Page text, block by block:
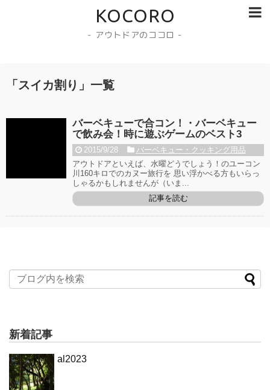
KOCORO
- アウトドアのココロ -
「 スイカ割り 」 一覧
バーベキューで合コン！・バーベキュー
で飲み会！時に遊ぶゲームのベスト3
2015/9/28
バーベキュー・クッキング用品
アウトドアといえば、水曜どうでしょう！のユーコン
川160キロでのカヌー旅行を 思い浮かべる方もいらっ
しゃるかもしれませんが（いま...
記事を読む
新着記事
al2023